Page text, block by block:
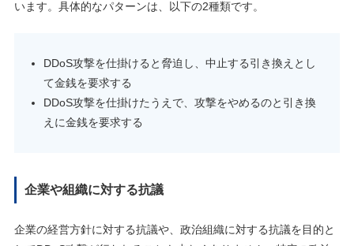
います。具体的なパターンは、以下の2種類です。
DDoS攻撃を仕掛けると脅迫し、中止する引き換えとし
て金銭を要求する
DDoS攻撃を仕掛けたうえで、攻撃をやめるのと引き換
えに金銭を要求する
企業や組織に対する抗議
企業の経営方針に対する抗議や、政治組織に対する抗議を目的と